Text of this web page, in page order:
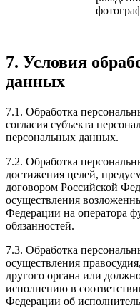
7. Условия
данных
7.1. Обработка
согласия субъекта
персональных данных.
7.2. Обработка
достижения целей,
договором Российской
осуществления
Федерации на оператора
обязанностей.
7.3. Обработка
осуществления
другого органа или
исполнению в
Федерации об